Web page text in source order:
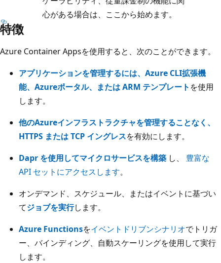
心がある場合は、ここから始めます。
特徴
Azure Container Appsを使用すると、次のことができます。
アプリケーションを管理するには、Azure CLI拡張機
能、Azureポータル、または ARM テンプレート を使用
します。
他のAzureインフラストラクチャを管理することなく、
HTTPS または TCP イングレスを有効にします。
Dapr を使用してマイクロサービスを構築 し、 豊富な
API セットにアクセスします。
オンデマンド、スケジュール、またはイベントに基づい
てジョブを実行します。
Azure Functionsをイベントドリブンシナリオでトリガ
ー、バインディング、自動スケーリングを使用して実行
します。